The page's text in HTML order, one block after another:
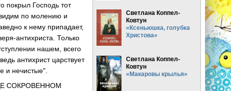
покрыл Господь тот
по молению и
к нему припадает,
антихриста. Только
нашем, всего
антихрист царствует
и нечистые".
СОКРОВЕННОМ
Светлана Коппел-
Ковтун
«Ксеньюшка, голубка
Христова»
Светлана Коппел-
Ковтун
«Макаровы крылья»